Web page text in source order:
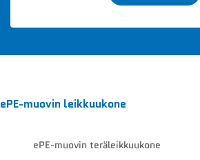
ePE-muovin leikkuukone
ePE-muovin teräleikkuukone